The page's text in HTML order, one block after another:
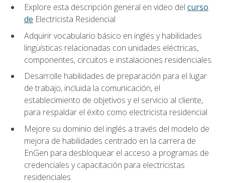
Explore esta descripción general en video del curso
de Electricista Residencial
Adquirir vocabulario básico en inglés y habilidades
lingüísticas relacionadas con unidades eléctricas,
componentes, circuitos e instalaciones residenciales.
Desarrolle habilidades de preparación para el lugar
de trabajo, incluida la comunicación, el
establecimiento de objetivos y el servicio al cliente,
para respaldar el éxito como electricista residencial
Mejore su dominio del inglés a través del modelo de
mejora de habilidades centrado en la carrera de
EnGen para desbloquear el acceso a programas de
credenciales y capacitación para electricistas
residenciales